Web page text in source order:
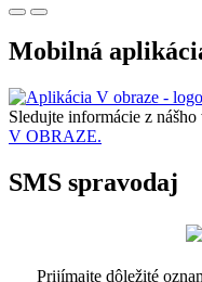
Mobilná
Sledujte informácie z
V OBRAZE.
SMS spravodaj
Prijímajte dôležité